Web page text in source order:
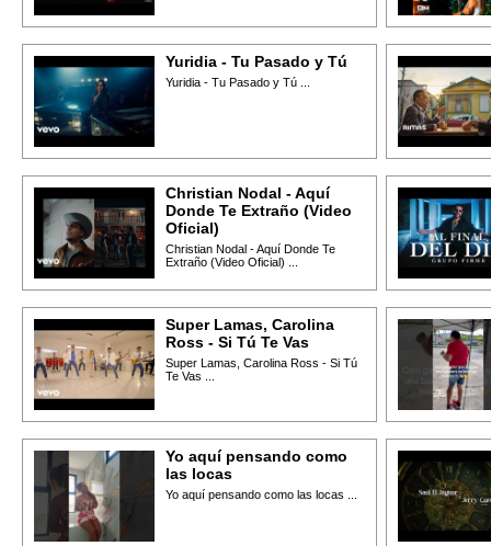
Yuridia - Tu Pasado y Tú
Yuridia - Tu Pasado y Tú ...
Christian Nodal - Aquí
Donde Te Extraño (Video
Oficial)
Christian Nodal - Aquí Donde Te
Extraño (Video Oficial) ...
Super Lamas, Carolina
Ross - Si Tú Te Vas
Super Lamas, Carolina Ross - Si Tú
Te Vas ...
Yo aquí pensando como
las locas
Yo aquí pensando como las locas ...